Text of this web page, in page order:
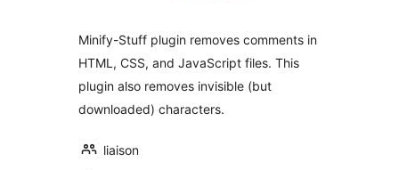
Minify-Stuff plugin removes comments in
HTML, CSS, and JavaScript files. This
plugin also removes invisible (but
downloaded) characters.
liaison